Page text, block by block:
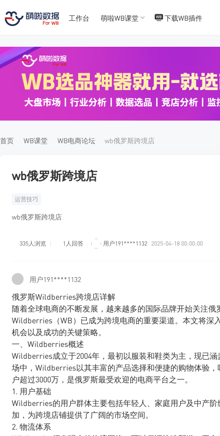
45
工作台 萌啦WB课堂 下载WB插件
首页 WB课堂 WB电商论坛 wb俄罗斯跨境店
wb俄罗斯跨境店
运营技巧
wb俄罗斯跨境店
335人浏览 1人回答 用户191****1132 2025-04-18 00:00:00
用户191****1132
俄罗斯Wildberries跨境店详解
随着全球电商的不断发展，越来越多的国际品牌开始关注
Wildberries（WB）已成为跨境电商的重要渠道。本文将
机会以及成功的关键策略。
一、Wildberries概述
Wildberries成立于2004年，最初以服装和鞋类为主，现已
场中，Wildberries以其丰富的产品选择和便捷的购物体验
户超过3000万，是俄罗斯最受欢迎的电商平台之一。
1. 用户基础
Wildberries的用户群体主要包括年轻人、家庭用户及中产
加，为跨境店铺提供了广阔的市场空间。
2. 物流体系